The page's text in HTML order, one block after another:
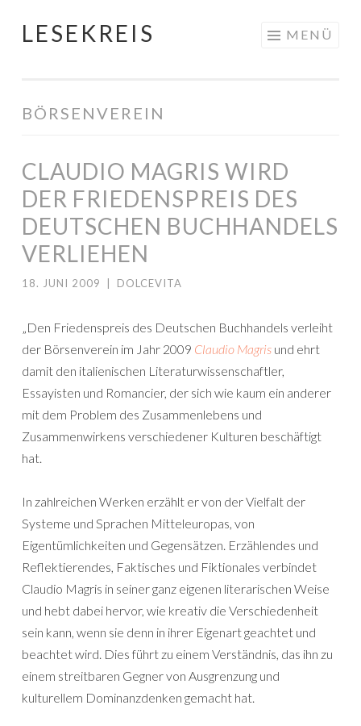
Springe
LESEKREIS MENÜ
BÖRSENVEREIN
CLAUDIO MAGRIS WIRD
DER FRIEDENSPREIS DES
DEUTSCHEN BUCHHANDELS
VERLIEHEN
18. JUNI 2009 DOLCEVITA
„Den Friedenspreis des Deutschen Buchhandels verleiht
der Börsenverein im Jahr 2009 Claudio Magris und ehrt
damit den italienischen Literaturwissenschaftler,
Essayisten und Romancier, der sich wie kaum ein anderer
mit dem Problem des Zusammenlebens und
Zusammenwirkens verschiedener Kulturen beschäftigt
hat.
In zahlreichen Werken erzählt er von der Vielfalt der
Systeme und Sprachen Mitteleuropas, von
Eigentümlichkeiten und Gegensätzen. Erzählendes und
Reflektierendes, Faktisches und Fiktionales verbindet
Claudio Magris in seiner ganz eigenen literarischen Weise
und hebt dabei hervor, wie kreativ die Verschiedenheit
sein kann, wenn sie denn in ihrer Eigenart geachtet und
beachtet wird. Dies führt zu einem Verständnis, das ihn zu
einem streitbaren Gegner von Ausgrenzung und
kulturellem Dominanzdenken gemacht hat.